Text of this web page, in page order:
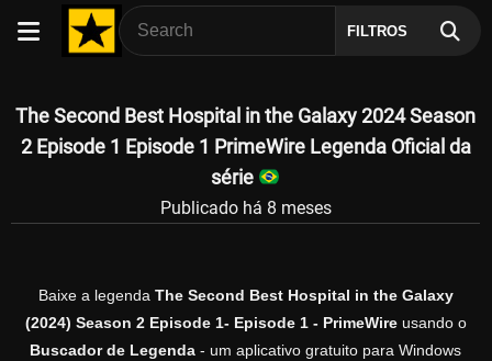
FILTROS
The Second Best Hospital in the Galaxy 2024 Season
2 Episode 1 Episode 1 PrimeWire Legenda Oficial da
série
Publicado há 8 meses
Baixe a legenda The Second Best Hospital in the Galaxy
(2024) Season 2 Episode 1- Episode 1 - PrimeWireusando o
Buscador de Legenda - um aplicativo gratuito para Windows